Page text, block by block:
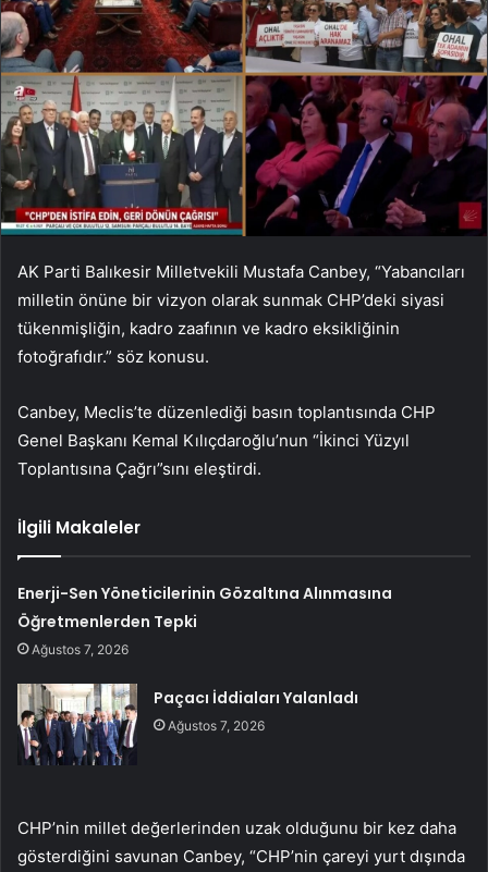
AK Parti Balıkesir Milletvekili Mustafa Canbey, “Yabancıları
milletin önüne bir vizyon olarak sunmak CHP’deki siyasi
tükenmişliğin, kadro zaafının ve kadro eksikliğinin
fotoğrafıdır.” söz konusu.
Canbey, Meclis’te düzenlediği basın toplantısında CHP
Genel Başkanı Kemal Kılıçdaroğlu’nun “İkinci Yüzyıl
Toplantısına Çağrı”sını eleştirdi.
İlgili Makaleler
Enerji-Sen Yöneticilerinin Gözaltına Alınmasına
Öğretmenlerden Tepki
Ağustos 7, 2026
Paçacı İddiaları Yalanladı
Ağustos 7, 2026
CHP’nin millet değerlerinden uzak olduğunu bir kez daha
gösterdiğini savunan Canbey, “CHP’nin çareyi yurt dışında